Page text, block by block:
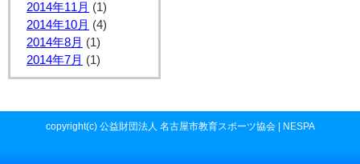
2014年11月 (1)
2014年10月 (4)
2014年8月 (1)
2014年7月 (1)
copyright(c) 公益財団法人 名古屋市教育スポーツ協会 | NESPA